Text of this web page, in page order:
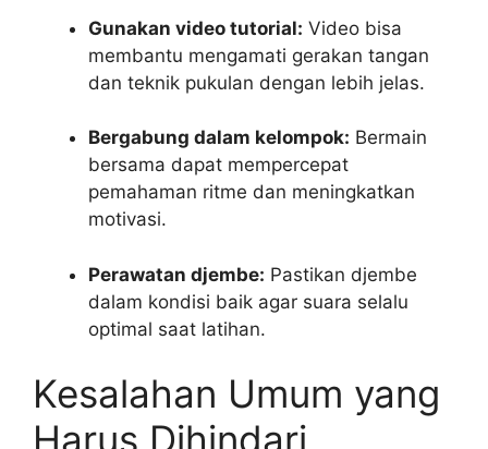
Gunakan video tutorial: Video bisa
membantu mengamati gerakan tangan
dan teknik pukulan dengan lebih jelas.
Bergabung dalam kelompok: Bermain
bersama dapat mempercepat
pemahaman ritme dan meningkatkan
motivasi.
Perawatan djembe: Pastikan djembe
dalam kondisi baik agar suara selalu
optimal saat latihan.
Kesalahan Umum yang
Harus Dihindari